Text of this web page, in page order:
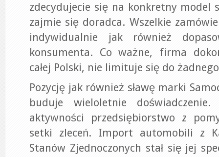
zdecydujecie się na konkretny model
zajmie się doradca. Wszelkie
indywidualnie jak również
konsumenta. Co ważne, firma
całej Polski, nie limituje się do
Pozycję jak również sławę marki
buduje wieloletnie
aktywności przedsiębiorstwo z
setki zleceń. Import automobili z
Stanów Zjednoczonych stał się jej